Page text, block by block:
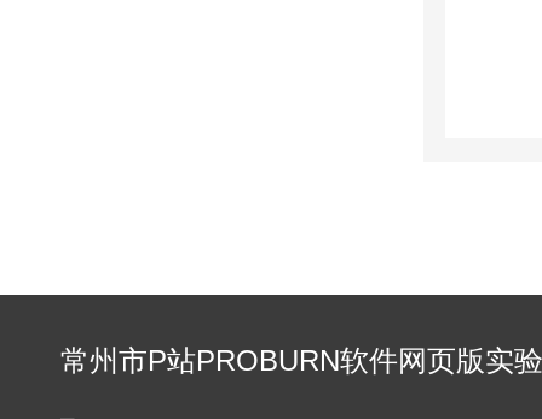
常州市P站PROBURN软件网页版实验